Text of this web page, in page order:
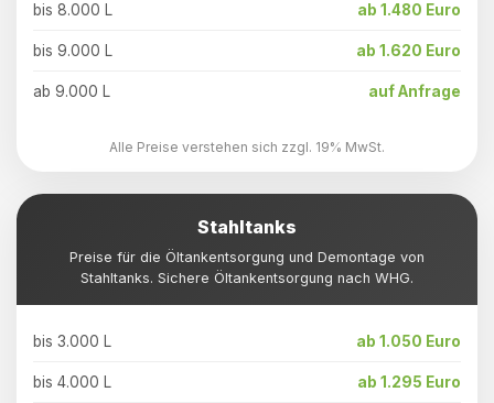
bis 8.000 L ab 1.480 Euro
bis 9.000 L ab 1.620 Euro
ab 9.000 L auf Anfrage
Alle Preise verstehen sich zzgl. 19% MwSt.
Stahltanks
Preise für die Öltankentsorgung und Demontage von
Stahltanks. Sichere Öltankentsorgung nach WHG.
bis 3.000 L ab 1.050 Euro
bis 4.000 L ab 1.295 Euro